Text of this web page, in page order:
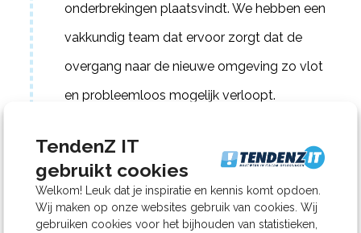
TendenZ IT
gebruikt cookies
Welkom! Leuk dat je inspiratie en kennis komt opdoen.
Wij maken op onze websites gebruik van cookies. Wij
gebruiken cookies voor het bijhouden van statistieken,
onderbrekingen plaatsvindt. We hebben een
vakkundig team dat ervoor zorgt dat de
overgang naar de nieuwe omgeving zo vlot
en probleemloos mogelijk verloopt.
Oplevering
Bij de oplevering verzekeren we dat je op de